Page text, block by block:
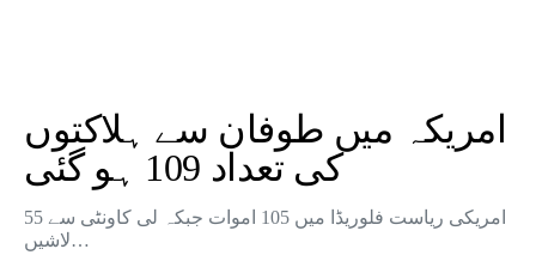
امریکہ میں طوفان سے ہلاکتوں
کی تعداد 109 ہو گئی
امریکی ریاست فلوریڈا میں 105 اموات جبکہ لی کاونٹی سے 55
لاشیں…